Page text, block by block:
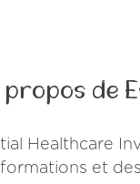
propos de
Healthcare
et